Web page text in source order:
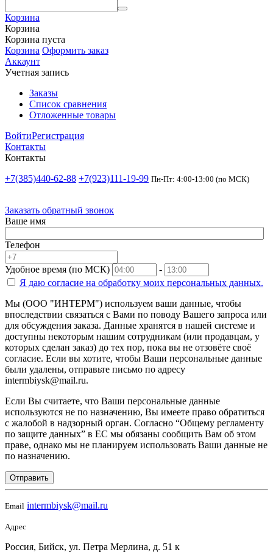
Корзина
Корзина
Корзина пуста
Корзина Оформить заказ
Аккаунт
Учетная запись
Заказы
Список сравнения
Отложенные товары
ВойтиРегистрация
Контакты
Контакты
+7(385)440-62-88 +7(923)111-19-99 Пн-Пт: 4:00-13:00 (по МСК)
Заказать обратный звонок
Ваше имя
Телефон
Удобное время (по МСК)
-
Я даю согласие на обработку моих персональных данных.
Мы (ООО "ИНТЕРМ") используем ваши данные, чтобы
впоследствии связаться с Вами по поводу Вашего запроса или
для обсуждения заказа. Данные хранятся в нашей системе и
доступны некоторым нашим сотрудникам (или продавцам, у
которых сделан заказ) до тех пор, пока вы не отзовёте своё
согласие. Если вы хотите, чтобы Ваши персональные данные
были удалены, отправьте письмо по адресу
intermbiysk@mail.ru.
Если Вы считаете, что Ваши персональные данные
используются не по назначению, Вы имеете право обратиться
с жалобой в надзорный орган. Согласно “Общему регламенту
по защите данных” в ЕС мы обязаны сообщить Вам об этом
праве, однако мы не планируем использовать Ваши данные не
по назначению.
Отправить
Email intermbiysk@mail.ru
Адрес
Россия, Бийск, ул. Петра Мерлина, д. 51 к